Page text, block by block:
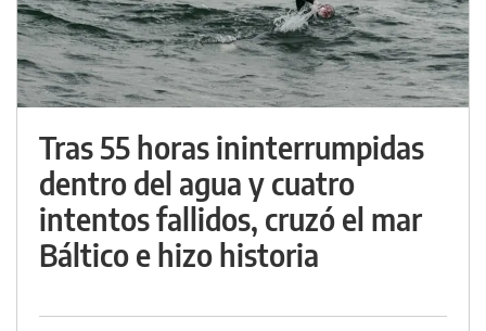
Tras 55 horas ininterrumpidas
dentro del agua y cuatro
intentos fallidos, cruzó el mar
Báltico e hizo historia